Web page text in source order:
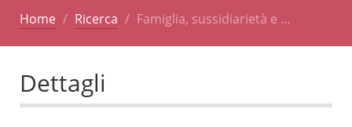
Home Ricerca Famiglia, sussidiarietà e …
Dettagli